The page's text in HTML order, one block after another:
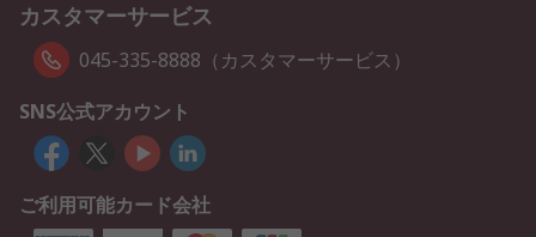
カスタマーサービス
045-335-8888（カスタマーサービス）
SNS公式アカウント
ご利用可能カード会社